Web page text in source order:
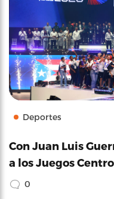
Deportes
Con Juan Luis
a los Juegos
0